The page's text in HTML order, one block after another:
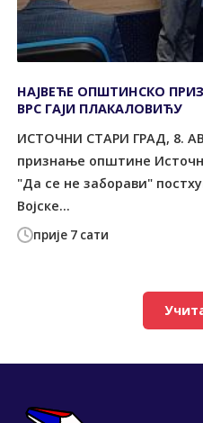
прије 7 сати
НАЈВЕЋЕ ОПШТИНСКО
ВРС ГАЈИ ПЛАКАЛОВИЋУ
ИСТОЧНИ СТАРИ ГРАД, 8.
признање општине
"Да се не заборави"
Војске...